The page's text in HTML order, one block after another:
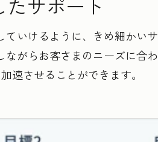
いけるように、きめ細かい
がらお客さまのニーズに合
速させることができます。